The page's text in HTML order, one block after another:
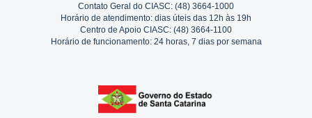
Contato Geral do CIASC: (48) 3664-1000
Horário de atendimento: dias úteis das 12h às 19h
Centro de Apoio CIASC: (48) 3664-1100
Horário de funcionamento: 24 horas, 7 dias por semana